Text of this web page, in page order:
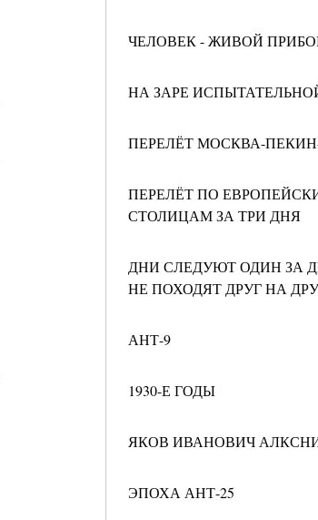
ЧЕЛОВЕК - ЖИВОЙ
НА ЗАРЕ
ПЕРЕЛЁТ МОСКВА-
ПЕРЕЛЁТ ПО
СТОЛИЦАМ ЗА ТРИ ДНЯ
ДНИ СЛЕДУЮТ ОДИН ЗА
НЕ ПОХОДЯТ ДРУГ НА
АНТ-9
1930-Е ГОДЫ
ЯКОВ ИВАНОВИЧ
ЭПОХА АНТ-25